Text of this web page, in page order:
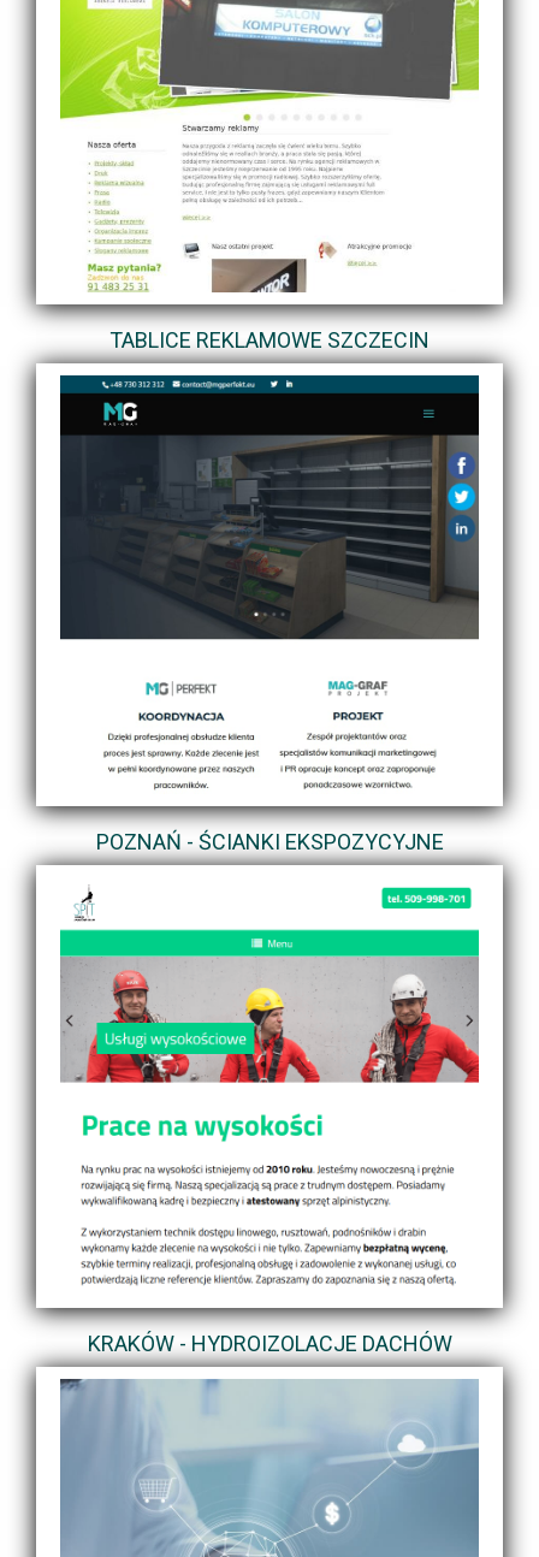
TABLICE REKLAMOWE SZCZECIN
POZNAŃ - ŚCIANKI EKSPOZYCYJNE
KRAKÓW - HYDROIZOLACJE DACHÓW